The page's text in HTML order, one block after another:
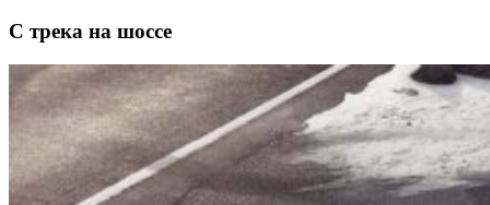
С трека на шоссе